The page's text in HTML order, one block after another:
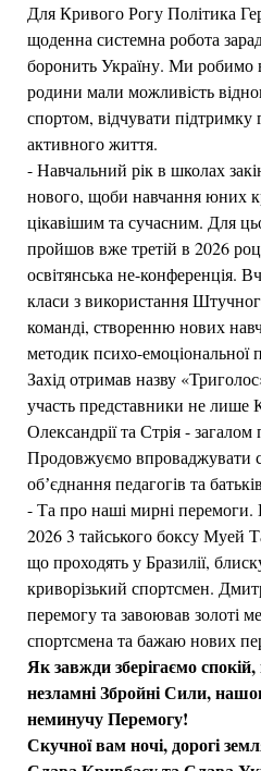
Для Кривого Рогу Політика
щоденна системна робота
боронить Україну. Ми робимо
родини мали можливість
спортом, відчувати
активного життя.
- Навчальний рік в школах
нового, щоби навчання юних
цікавішим та сучасним. Для
пройшов вже третій в 2026
освітянська не-конференція.
класи з використання
команді, створенню нових
методик психо-емоціональної
Захід отримав назву
участь представники не лише
Олександрії та Стрія -
Продовжуємо впроваджувати
обʼєднання педагогів та
- Та про наші мирні перемоги.
2026 3 тайського боксу Муей
що проходять у Бразилії,
криворізький спортсмен.
перемогу та завоював золоті
спортсмена та бажаю нових
Як завжди зберігаємо
незламні Збройні Сили,
неминучу Перемогу!
Скучної вам ночі, дорогі